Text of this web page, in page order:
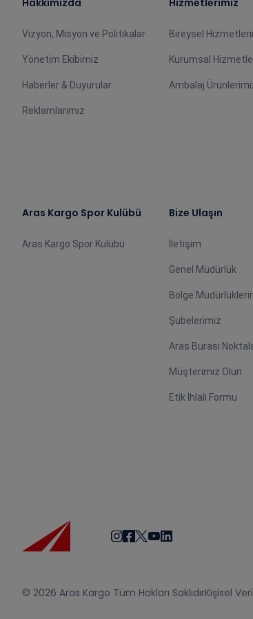
Hakkımızda
Vizyon, Misyon ve Politikalar
Yönetim Ekibimiz
Haberler & Duyurular
Reklamlarımız
Hizmetlerimiz
Bireysel
Kurumsal
Ambalaj
Aras Kargo Spor Kulübü
Aras Kargo Spor Kulübü
Bize Ulaşın
İletişim
Genel Müdürlük
Bölge
Şubelerimiz
Aras Burası
Müşterimiz Olun
Etik İhlali Formu
© 2026 Aras Kargo Tüm Hakları SaklıdırKişisel